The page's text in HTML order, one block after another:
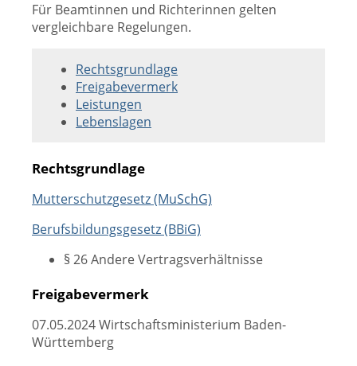
Für Beamtinnen und Richterinnen gelten
vergleichbare Regelungen.
Rechtsgrundlage
Freigabevermerk
Leistungen
Lebenslagen
Rechtsgrundlage
Mutterschutzgesetz (MuSchG)
Berufsbildungsgesetz (BBiG)
§ 26 Andere Vertragsverhältnisse
Freigabevermerk
07.05.2024 Wirtschaftsministerium Baden-
Württemberg